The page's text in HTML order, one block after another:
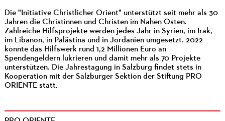
Die "Initiative Christlicher Orient" unterstützt seit mehr als 30
Jahren die Christinnen und Christen im Nahen Osten.
Zahlreiche Hilfsprojekte werden jedes Jahr in Syrien, im Irak,
im Libanon, in Palästina und in Jordanien umgesetzt. 2022
konnte das Hilfswerk rund 1,2 Millionen Euro an
Spendengeldern lukrieren und damit mehr als 70 Projekte
unterstützen. Die Jahrestagung in Salzburg findet stets in
Kooperation mit der Salzburger Sektion der Stiftung PRO
ORIENTE statt.